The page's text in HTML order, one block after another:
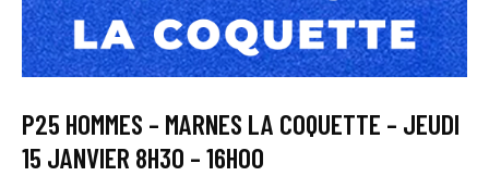
P25 HOMMES – MARNES LA COQUETTE – JEUDI
15 JANVIER 8H30 – 16H00